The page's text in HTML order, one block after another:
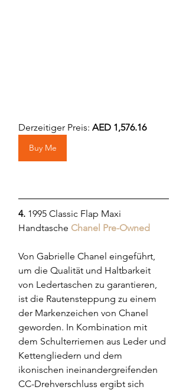
Derzeitiger Preis: AED 1,576.16
Buy Me
4. 1995 Classic Flap Maxi
Handtasche Chanel Pre-Owned
Von Gabrielle Chanel eingeführt,
um die Qualität und Haltbarkeit
von Ledertaschen zu garantieren,
ist die Rautensteppung zu einem
der Markenzeichen von Chanel
geworden. In Kombination mit
dem Schulterriemen aus Leder und
Kettengliedern und dem
ikonischen ineinandergreifenden
CC-Drehverschluss ergibt sich